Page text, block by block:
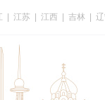
江苏 江西 吉林